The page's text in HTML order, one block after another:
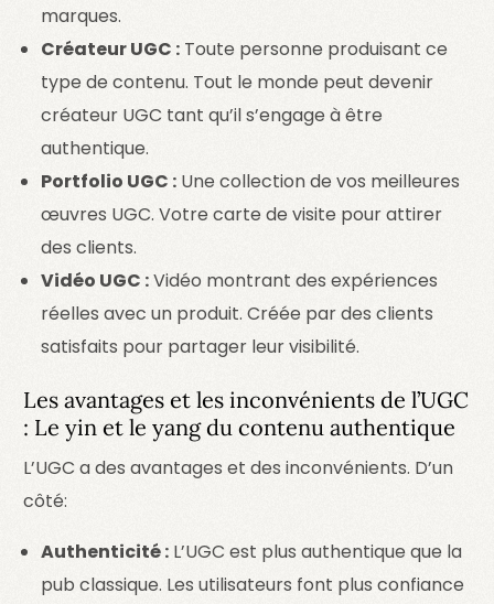
marques.
Créateur UGC : Toute personne produisant ce
type de contenu. Tout le monde peut devenir
créateur UGC tant qu’il s’engage à être
authentique.
Portfolio UGC : Une collection de vos meilleures
œuvres UGC. Votre carte de visite pour attirer
des clients.
Vidéo UGC :Vidéo montrant des expériences
réelles avec un produit. Créée par des clients
satisfaits pour partager leur visibilité.
Les avantages et les inconvénients de l’UGC
: Le yin et le yang du contenu authentique
L’UGC a des avantages et des inconvénients. D’un
côté:
Authenticité : L’UGC est plus authentique que la
pub classique. Les utilisateurs font plus confiance